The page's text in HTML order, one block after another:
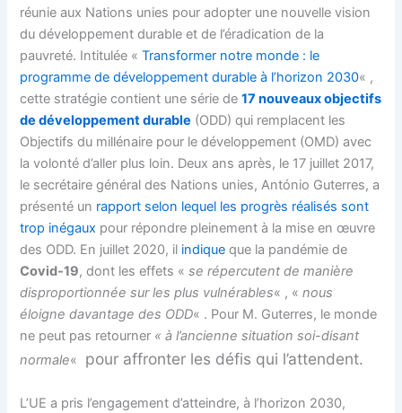
réunie aux Nations unies pour adopter une nouvelle vision
du développement durable et de l’éradication de la
pauvreté. Intitulée «Transformer notre monde : le
programme de développement durable à l’horizon 2030« ,
cette stratégie contient une série de17 nouveaux objectifs
de développement durable (ODD) qui remplacent les
Objectifs du millénaire pour le développement (OMD) avec
la volonté d’aller plus loin. Deux ans après, le 17 juillet 2017,
le secrétaire général des Nations unies, António Guterres, a
présenté un rapport selon lequel les progrès réalisés sont
trop inégaux pour répondre pleinement à la mise en œuvre
des ODD. En juillet 2020, il indique que la pandémie de
Covid-19, dont les effets «se répercutent de manière
disproportionnée sur les plus vulnérables« , «nous
éloigne davantage des ODD« . Pour M. Guterres, le monde
ne peut pas retourner « à l’ancienne situation soi-disant
normale« pour affronter les défis qui l’attendent.
L’UE a pris l’engagement d’atteindre, à l’horizon 2030,